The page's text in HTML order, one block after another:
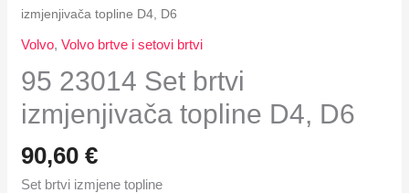
izmjenjivača topline D4, D6
Volvo,Volvo brtve i setovi brtvi
95 23014 Set brtvi
izmjenjivača topline D4, D6
90,60€
Set brtvi izmjene topline
brtvi
topline
D4,
D6
količina